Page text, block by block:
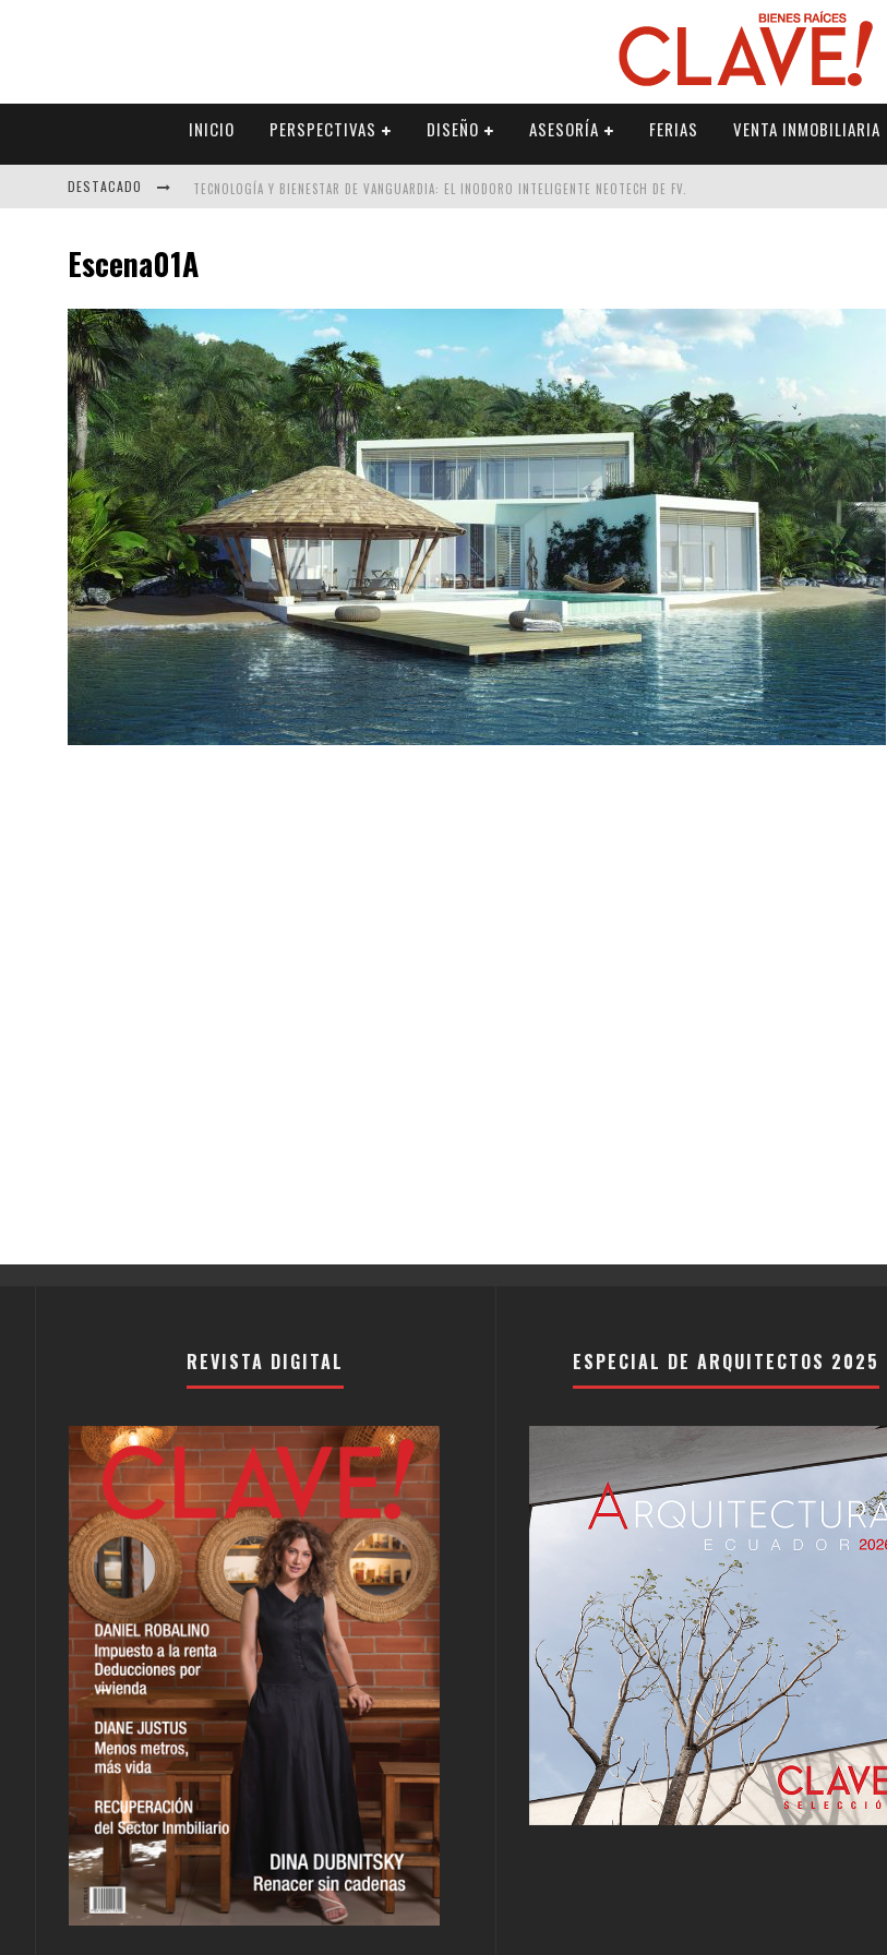
INICIO PERSPECTIVAS DISEÑO ASESORÍA FERIAS VENTA INMOBILIARIA
DESTACADO TECNOLOGÍA Y BIENESTAR DE VANGUARDIA: EL INODORO INTELIGENTE NEOTECH DE FV.
ALEXANDRA BEDOYA – LA CONSTANCIA DETRÁS DE LA PALETERÍA
EL DESPERTAR DE LA CALIDEZ: ACABADOS DORADOS DE FV PARA ELEVAR TU ESPACIO
Escena01A
SAINT-GOBAIN IMPTEK – XI CONVENCIÓN
INTERNACIONAL
REVISTA DIGITAL ESPECIAL DE ARQUITECTOS 2025